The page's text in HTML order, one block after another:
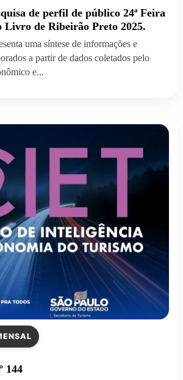
de perfil de público 24ª Feira
Livro de Ribeirão Preto 2025.
uma síntese de informações e
a partir de dados coletados pelo
e...
144